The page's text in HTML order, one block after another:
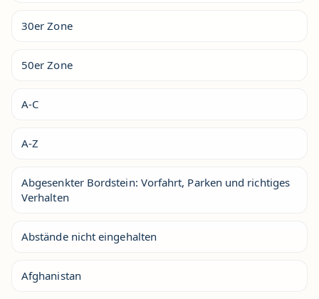
30er Zone
50er Zone
A-C
A-Z
Abgesenkter Bordstein: Vorfahrt, Parken und richtiges
Verhalten
Abstände nicht eingehalten
Afghanistan